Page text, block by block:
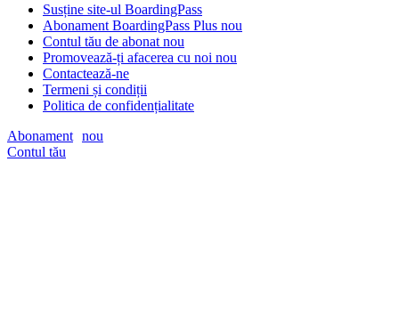
Susține site-ul BoardingPass
Abonament BoardingPass Plus nou
Contul tău de abonat nou
Promovează-ți afacerea cu noi nou
Contactează-ne
Termeni și condiții
Politica de confidențialitate
Abonament nou
Contul tău